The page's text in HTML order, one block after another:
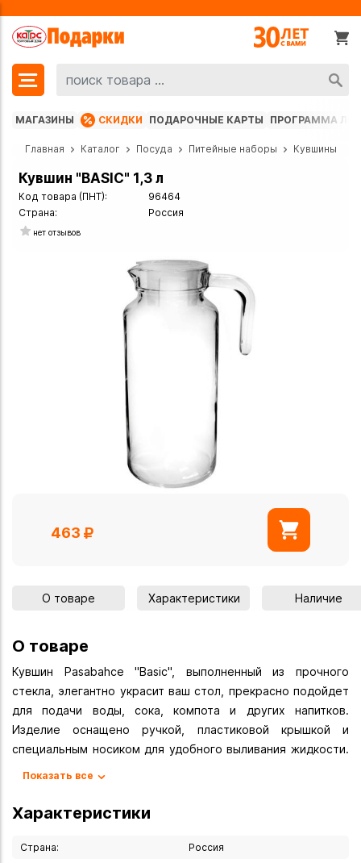
МАГАЗИНЫ СКИДКИ ПОДАРОЧНЫЕ КАРТЫ ПРОГРАММА
Главная Каталог Посуда Питейные наборы Кувшины
Кувшин "BASIC" 1,3 л
Код товара (ПНТ):
96464
Страна:
Россия
нет отзывов
463
О товаре Характеристики Наличие
О товаре
Кувшин Pasabahce "Basic", выполненный из прочного
стекла, элегантно украсит ваш стол, прекрасно подойдет
для подачи воды, сока, компота и других напитков.
Изделие оснащено ручкой, пластиковой крышкой и
специальным носиком для удобного выливания жидкости.
Кувшин Pasabahce "Basic" дополнит интерьер вашей кухни
и станет замечательным подарком к любому празднику.
Показать все
Характеристики
Страна: Россия